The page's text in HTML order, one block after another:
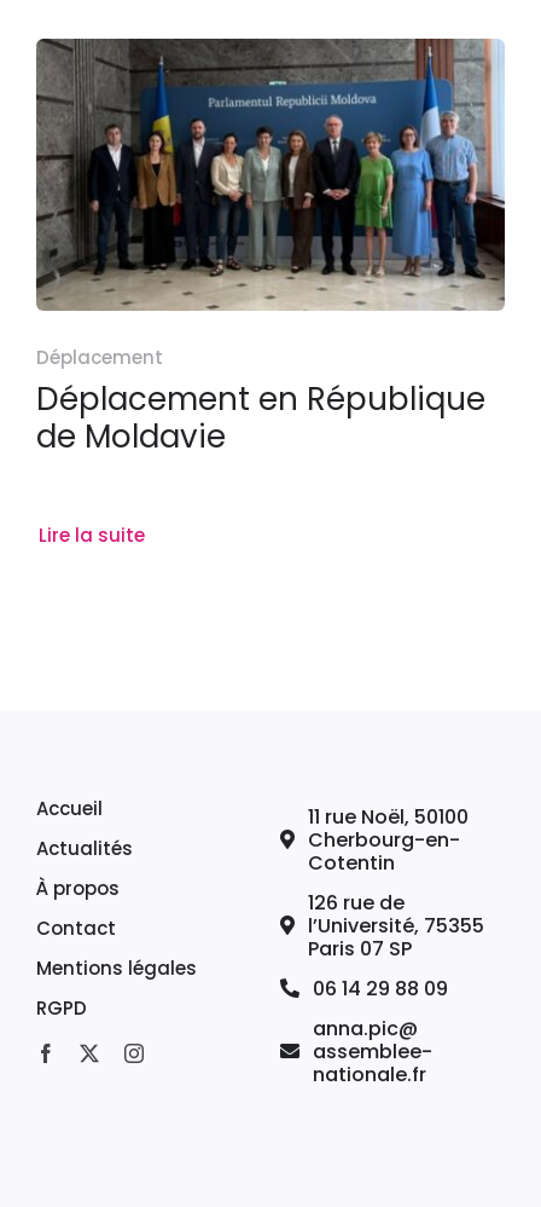
Déplacement
Déplacement en République
de Moldavie
Lire la suite
Accueil
Actualités
À propos
Contact
Mentions légales
RGPD
11 rue Noël, 50100
Cherbourg-en-
Cotentin
126 rue de
l’Université, 75355
Paris 07 SP
06 14 29 88 09
anna.pic@
assemblee-
nationale.fr